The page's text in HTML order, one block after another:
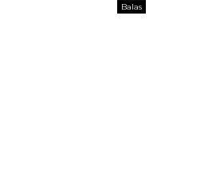
Balas